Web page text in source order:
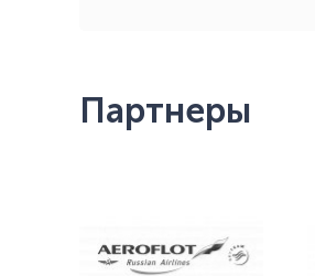
Партнеры